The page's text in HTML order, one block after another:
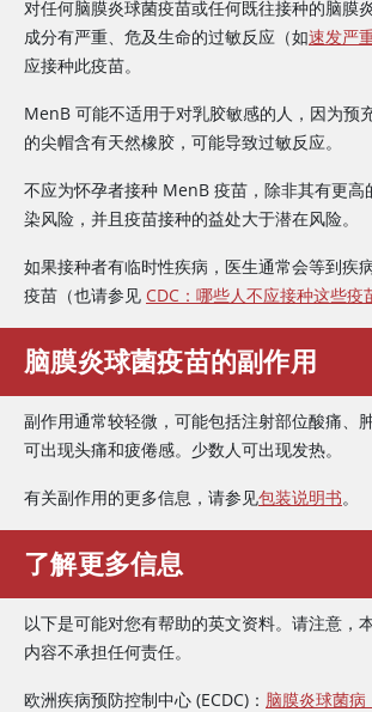
对任何脑膜炎球菌疫苗或任何既往接种的脑膜
成分有严重、危及生命的过敏反应（如速发严
应接种此疫苗。
MenB 可能不适用于对乳胶敏感的人，因为预
的尖帽含有天然橡胶，可能导致过敏反应。
不应为怀孕者接种 MenB 疫苗，除非其有更高
染风险，并且疫苗接种的益处大于潜在风险。
如果接种者有临时性疾病，医生通常会等到疾
疫苗（也请参见 ‭ ‬CDC：哪些人不应接种这些疫
脑膜炎球菌疫苗的副作用
副作用通常较轻微，可能包括注射部位酸痛、
可出现头痛和疲倦感。少数人可出现发热。
有关副作用的更多信息，请参见包装说明书。
了解更多信息
以下是可能对您有帮助的英文资料。请注意，
内容不承担任何责任。
欧洲疾病预防控制中心 (ECDC)： 脑膜炎球菌